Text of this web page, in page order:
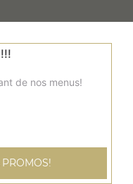
de nos menus!